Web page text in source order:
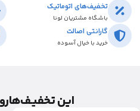
تخفیف‌های اتوماتیک
باشگاه مشتریان لونا
گارانتی اصالت
خرید با خیال آسوده
این